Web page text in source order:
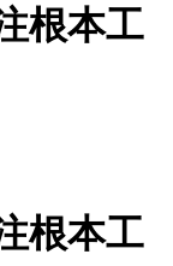
根本工
根本工